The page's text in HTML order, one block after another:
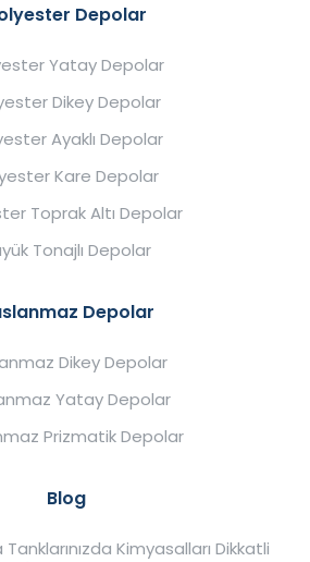
Depolar
Yatay Depolar
Dikey Depolar
Ayaklı Depolar
Kare Depolar
Toprak Altı Depolar
Tonajlı Depolar
Depolar
Dikey Depolar
Yatay Depolar
Prizmatik Depolar
Blog
Kimyasalları Dikkatli